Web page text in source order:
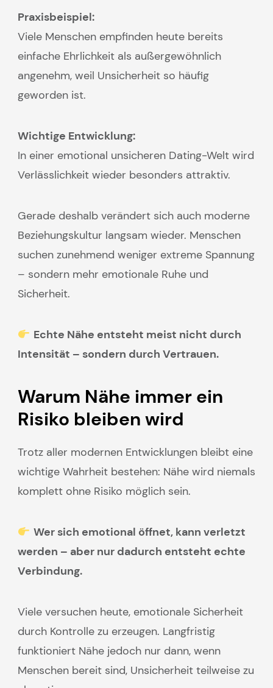
Praxisbeispiel:
Viele Menschen empfinden heute bereits
einfache Ehrlichkeit als außergewöhnlich
angenehm, weil Unsicherheit so häufig
geworden ist.
Wichtige Entwicklung:
In einer emotional unsicheren Dating-Welt wird
Verlässlichkeit wieder besonders attraktiv.
Gerade deshalb verändert sich auch moderne
Beziehungskultur langsam wieder. Menschen
suchen zunehmend weniger extreme Spannung
– sondern mehr emotionale Ruhe und
Sicherheit.
Echte Nähe entsteht meist nicht durch
Intensität – sondern durch Vertrauen.
Warum Nähe immer ein
Risiko bleiben wird
Trotz aller modernen Entwicklungen bleibt eine
wichtige Wahrheit bestehen: Nähe wird niemals
komplett ohne Risiko möglich sein.
Wer sich emotional öffnet, kann verletzt
werden – aber nur dadurch entsteht echte
Verbindung.
Viele versuchen heute, emotionale Sicherheit
durch Kontrolle zu erzeugen. Langfristig
funktioniert Nähe jedoch nur dann, wenn
Menschen bereit sind, Unsicherheit teilweise zu